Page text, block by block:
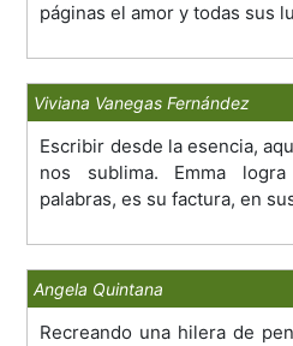
páginas el amor y todas sus
Viviana Vanegas Fernández
Escribir desde la esencia,
nos sublima. Emma
palabras, es su factura, en
Angela Quintana
Recreando una hilera de